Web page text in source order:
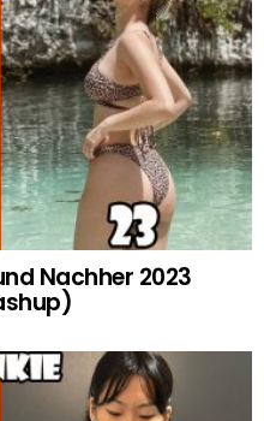
Nachher 2023